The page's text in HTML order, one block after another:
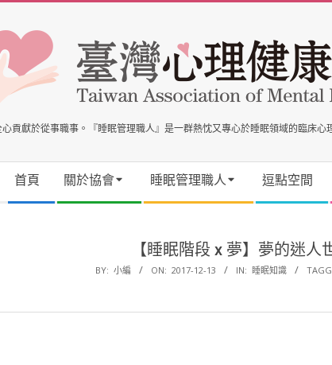
心貢獻於從事職事。『睡眠管理職人』是一群熱忱又專心於睡眠領域的臨床
首頁 關於協會 睡眠管理職人 逗點空間
【睡眠階段 x 夢】夢的迷人
BY: 小編 ON: 2017-12-13 IN: 睡眠知識